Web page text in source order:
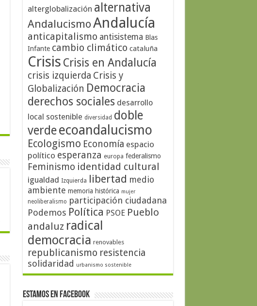
alterglobalización alternativa
AndalucismoAndalucía
anticapitalismo antisistema Blas
Infante cambio climático cataluña
Crisis Crisis en Andalucía
crisis izquierda Crisis y
Globalización Democracia
derechos sociales desarrollo
local sostenible diversidad doble
verdeecoandalucismo
Ecologismo Economía espacio
político esperanza europa federalismo
Feminismo identidad cultural
igualdad Izquierda libertad medio
ambiente memoria histórica mujer
neoliberalismo participación ciudadana
Podemos Política PSOE Pueblo
andaluz radical
democracia renovables
republicanismo resistencia
solidaridad urbanismo sostenible
Estamos en Facebook